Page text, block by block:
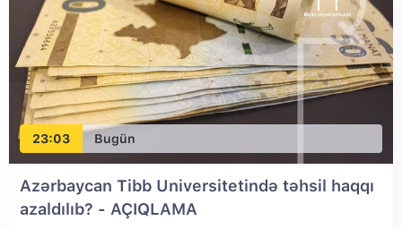
23:03 Bugün
Azərbaycan Tibb Universitetində təhsil haqqı
azaldılıb? - AÇIQLAMA